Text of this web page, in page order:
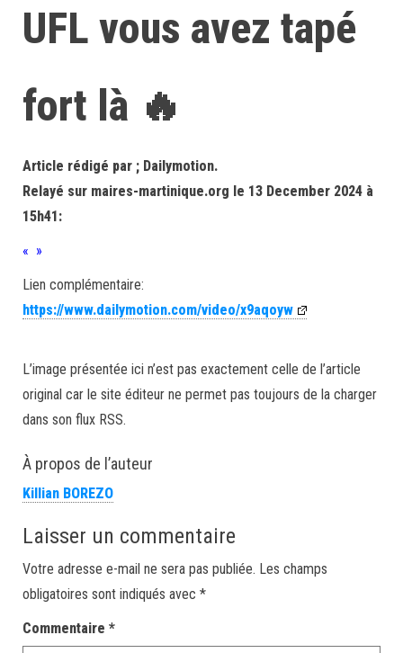
UFL vous avez tapé
fort là 🔥
Article rédigé par ; Dailymotion.
Relayé sur maires-martinique.org le 13 December 2024 à
15h41:
« »
Lien complémentaire:
https://www.dailymotion.com/video/x9aqoyw
L’image présentée ici n’est pas exactement celle de l’article
original car le site éditeur ne permet pas toujours de la charger
dans son flux RSS.
À propos de l’auteur
Killian BOREZO
Laisser un commentaire
Votre adresse e-mail ne sera pas publiée. Les champs
obligatoires sont indiqués avec *
Commentaire *